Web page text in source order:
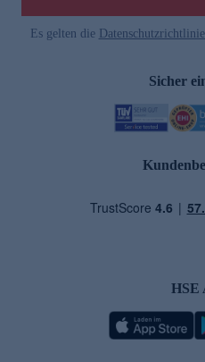
Es gelten die
Sicher
HSE